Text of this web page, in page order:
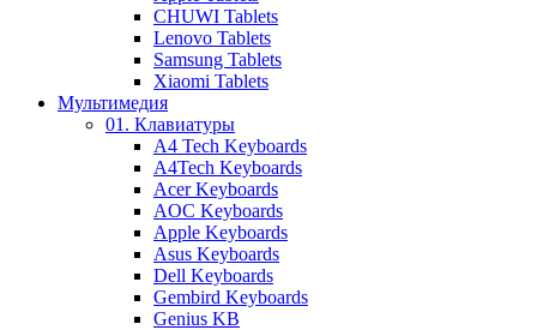
CHUWI Tablets
Lenovo Tablets
Samsung Tablets
Xiaomi Tablets
Мультимедия
01. Клавиатуры
A4 Tech Keyboards
A4Tech Keyboards
Acer Keyboards
AOC Keyboards
Apple Keyboards
Asus Keyboards
Dell Keyboards
Gembird Keyboards
Genius KB